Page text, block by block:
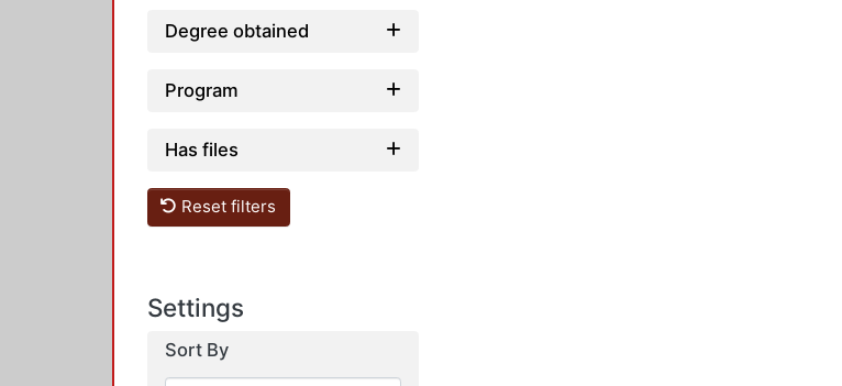
Degree obtained
Program
Has files
Reset filters
Settings
Sort By